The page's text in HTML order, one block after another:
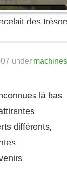
des
under machines
là bas
différents,